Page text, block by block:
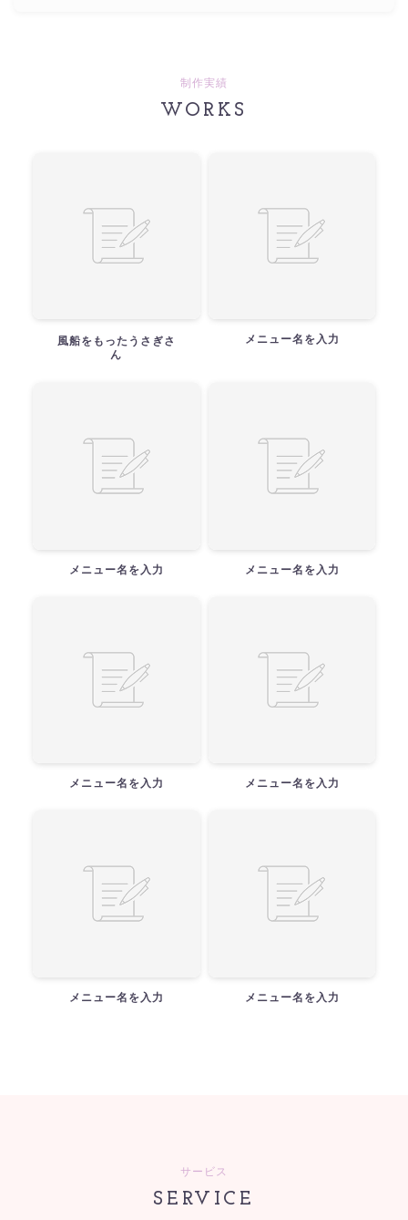
制作実績
WORKS
風船をもったうさぎさ
ん
メニュー名を入力
メニュー名を入力 メニュー名を入力
メニュー名を入力 メニュー名を入力
メニュー名を入力 メニュー名を入力
サービス
SERVICE